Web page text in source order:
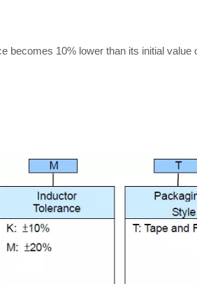
becomes 10% lower than its initial